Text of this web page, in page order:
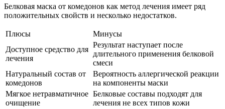
Белковая маска от комедонов как метод лечения имеет ряд
положительных свойств и несколько недостатков.
Плюсы
Минусы
Доступное средство для
лечения
Результат наступает после
длительного применения белковой
смеси
Натуральный состав от
комедонов
Вероятность аллергической реакции
на компоненты маски
Мягкое нетравматичное
очищение
Белковые составы подходят для
лечения не всех типов кожи